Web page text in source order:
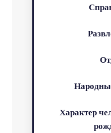
Характер